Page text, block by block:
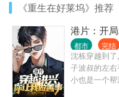
《重生在好莱坞》推荐
港片：开
都市 完结
沈栋穿越到
子波叔的左
小也是一个